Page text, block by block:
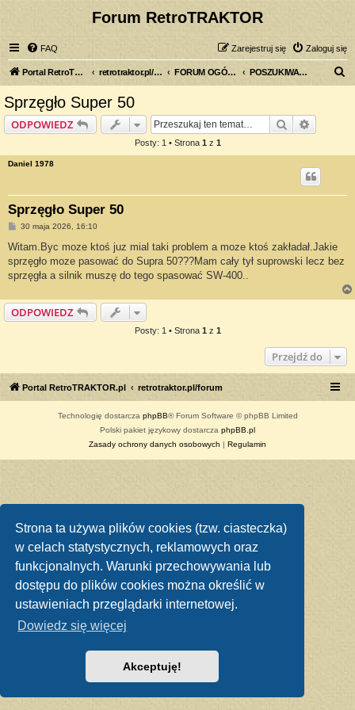
Strona ta używa plików cookies (tzw. ciasteczka)
w celach statystycznych, reklamowych oraz
funkcjonalnych. Warunki przechowywania lub
dostępu do plików cookies można określić w
ustawieniach przeglądarki internetowej.
Dowiedz się więcej
Akceptuję!
Forum RetroTRAKTOR
FAQ Zaloguj się
Zarejestruj się
Portal RetroTRAKTOR.pl retrotraktor.pl/forum FORUM OGÓLNE POSZUKIWANY, POSZUKIWANA
Sprzęgło Super 50
ODPOWIEDZ Szukaj
Posty: 1 • Strona 1 z 1
Daniel 1978
Sprzęgło Super 50
P
s
30 maja 2026, 16:10
Witam.Byc moze ktoś juz mial taki problem a moze ktoś zakładał.Jakie
sprzęgło moze pasować do Supra 50???Mam cały tył suprowski lecz bez
sprzęgła a silnik muszę do tego spasować SW-400..
ODPOWIEDZ
Posty: 1 • Strona 1 z 1
Przejdź do
Portal RetroTRAKTOR.pl retrotraktor.pl/forum
Technologię dostarcza phpBB® Forum Software © phpBB Limited
Polski pakiet językowy dostarcza phpBB.pl
Zasady ochrony danych osobowych | Regulamin